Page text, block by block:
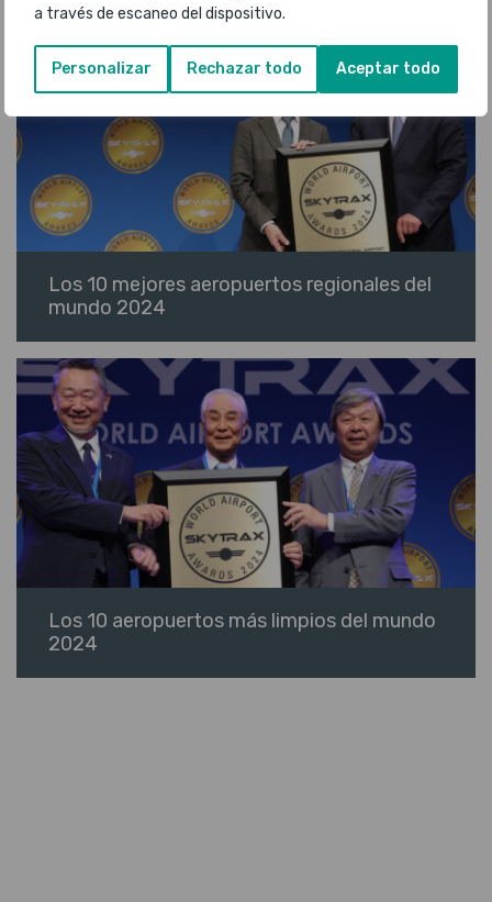
a través de escaneo del dispositivo.
Personalizar Rechazar todo Aceptar todo
Los 10 mejores aeropuertos regionales del
mundo 2024
Los 10 aeropuertos más limpios del mundo
2024